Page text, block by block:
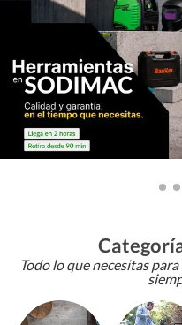
Todo lo que necesitas